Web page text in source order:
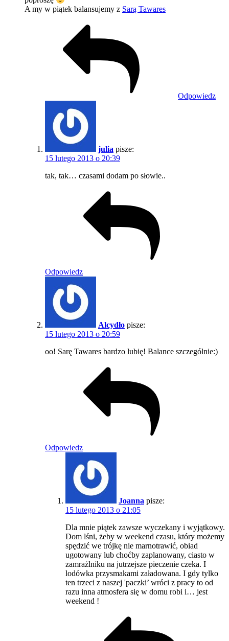
A my w piątek balansujemy z Sarą Tawares
Odpowiedz
julia pisze:
15 lutego 2013 o 20:39
tak, tak… czasami dodam po słowie..
Odpowiedz
Alcydło pisze:
15 lutego 2013 o 20:59
oo! Sarę Tawares bardzo lubię! Balance szczególnie:)
Odpowiedz
Joanna pisze:
15 lutego 2013 o 21:05
Dla mnie piątek zawsze wyczekany i wyjątkowy.
Dom lśni, żeby w weekend czasu, który możemy
spędzić we trójkę nie marnotrawić, obiad
ugotowany lub choćby zaplanowany, ciasto w
zamrażlniku na jutrzejsze pieczenie czeka. I
lodówka przysmakami załadowana. I gdy tylko
ten trzeci z naszej 'paczki’ wróci z pracy to od
razu inna atmosfera się w domu robi i… jest
weekend !